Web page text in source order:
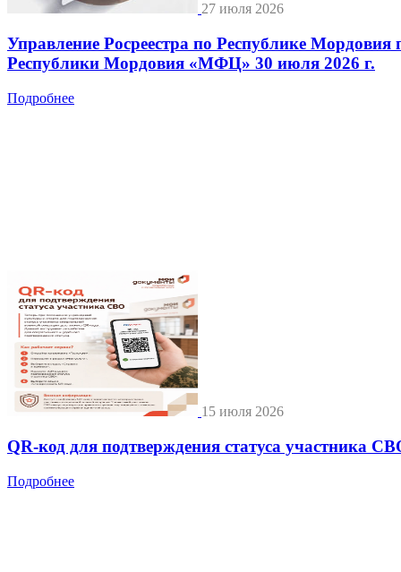
27 июля 2026
Управление Росреестра по Республике
Республики Мордовия «МФЦ» 30 июля 2026 г.
Подробнее
15 июля 2026
QR-код для подтверждения статуса участника
Подробнее